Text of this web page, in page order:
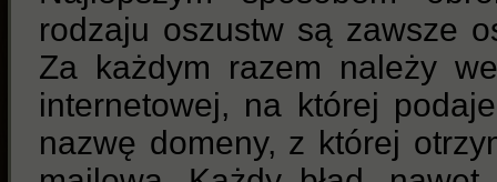
rodzaju oszustw są zawsze
Za każdym razem należy
internetowej, na której
nazwę domeny, z której